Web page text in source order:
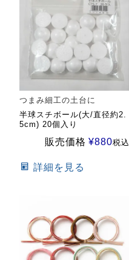
つまみ細工の土台に
半球スチボール(大/直径約2.
5cm) 20個入り
販売価格 ¥880税込
詳細を見る